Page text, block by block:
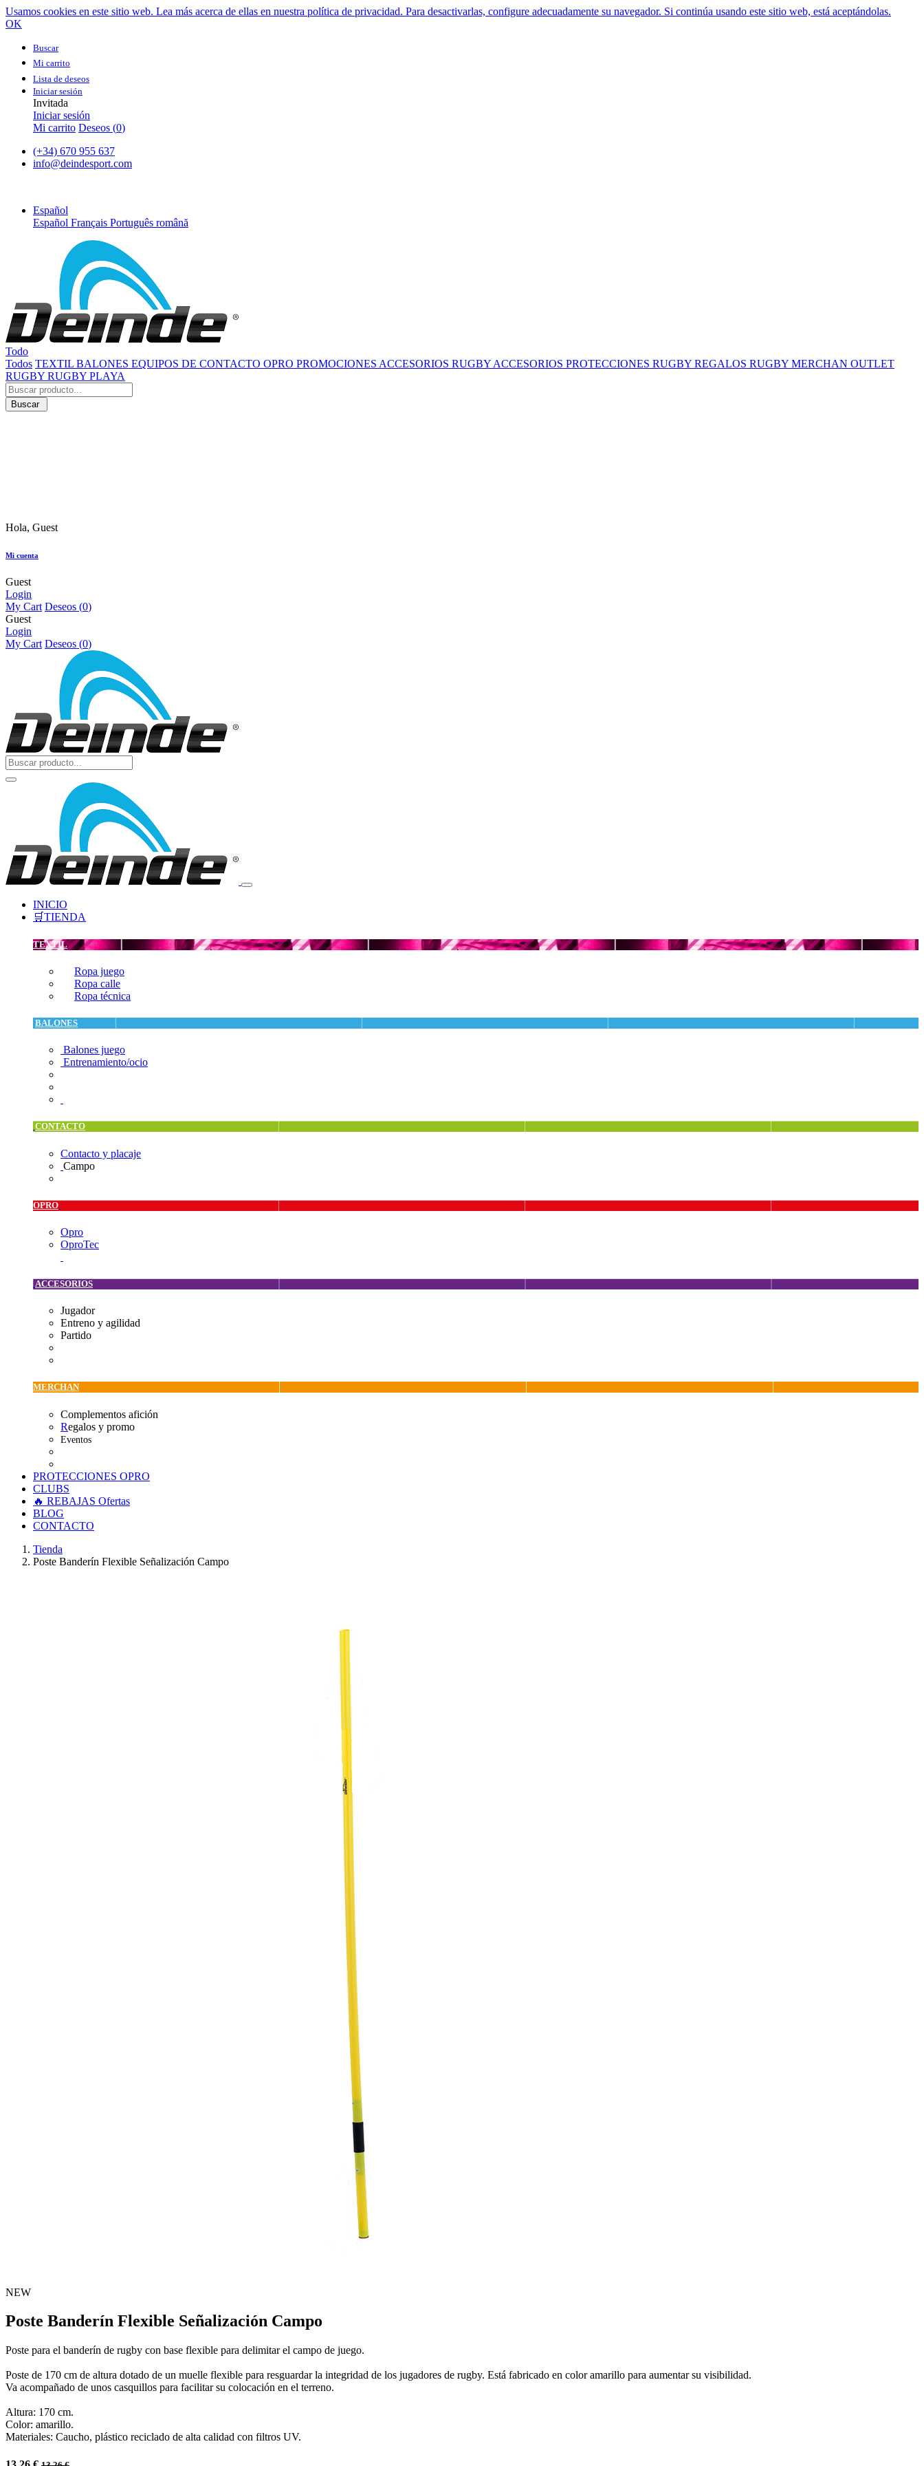
Usamos cookies en este sitio web. Lea más acerca de ellas en nuestra política de privacidad. Para desactivarlas, configure adecuadamente su navegador. Si continúa usando este sitio web, está aceptándolas.
OK
Buscar
Mi carrito
Lista de deseos
Iniciar sesión
Invitada
Iniciar sesión
Mi carrito Deseos (0)
(+34) 670 955 637
info@deindesport.com
Español
Español Français Português română
Todo
Todos TEXTIL BALONES EQUIPOS DE CONTACTO OPRO PROMOCIONES ACCESORIOS RUGBY ACCESORIOS PROTECCIONES RUGBY REGALOS RUGBY MERCHAN OUTLET
RUGBY RUGBY PLAYA
Buscar
Hola, Guest
Mi cuenta
Guest
Login
My Cart Deseos (0)
Guest
Login
My Cart Deseos (0)
INICIO
🛒TIENDA
TEXTIL
Ropa juego
Ropa calle
Ropa técnica
BALONES
Balones juego
Entrenamiento/ocio
CONTACTO
Contacto y placaje
Campo
OPRO
Opro
OproTec
ACCESORIOS
Jugador
Entreno y agilidad
Partido
MERCHAN
Complementos afición
Regalos y promo
Eventos
PROTECCIONES OPRO
CLUBS
🔥 REBAJAS Ofertas
BLOG
CONTACTO
Tienda
Poste Banderín Flexible Señalización Campo
NEW
Poste Banderín Flexible Señalización Campo
Poste para el banderín de rugby con base flexible para delimitar el campo de juego.
Poste de 170 cm de altura dotado de un muelle flexible para resguardar la integridad de los jugadores de rugby. Está fabricado en color amarillo para aumentar su visibilidad.
Va acompañado de unos casquillos para facilitar su colocación en el terreno.
Altura: 170 cm.
Color: amarillo.
Materiales: Caucho, plástico reciclado de alta calidad con filtros UV.